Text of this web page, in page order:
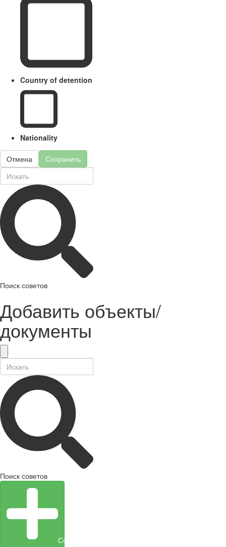
Country of detention
Nationality
Отмена Сохранить
Поиск советов
Добавить объекты/
документы
Поиск советов
Создать объект